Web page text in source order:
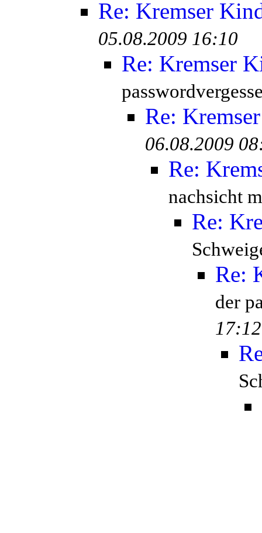
Re: Kremser
05.08.2009 16:10
Re: Kremser
Re:
06.08.2009
Re:
nachsicht
Re:
Re:
der
17:12